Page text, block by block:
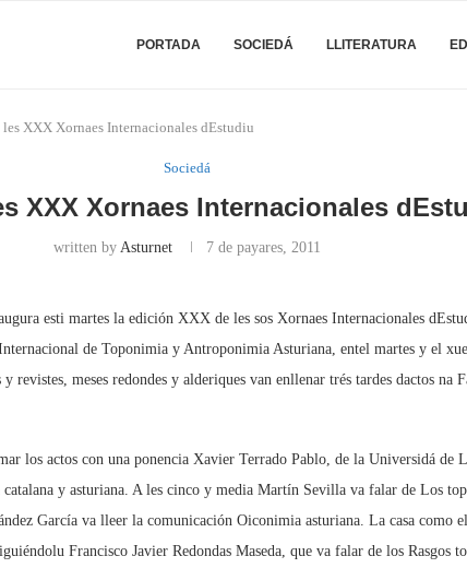
PORTADA SOCIEDÁ LLITERATURA
XXX Xornaes Internacionales dEstudiu
Sociedá
XXX Xornaes Internacionales
written byAsturnet 7 de payares, 2011
esti martes la edición XXX de les sos Xornaes Internacionales
de Toponimia y Antroponimia Asturiana, entel martes y el
revistes, meses redondes y alderiques van enllenar trés tardes dactos na
los actos con una ponencia Xavier Terrado Pablo, de la Universidá de
y asturiana. A les cinco y media Martín Sevilla va falar de Los
García va lleer la comunicación Oiconimia asturiana. La casa como
Francisco Javier Redondas Maseda, que va falar de los Rasgos